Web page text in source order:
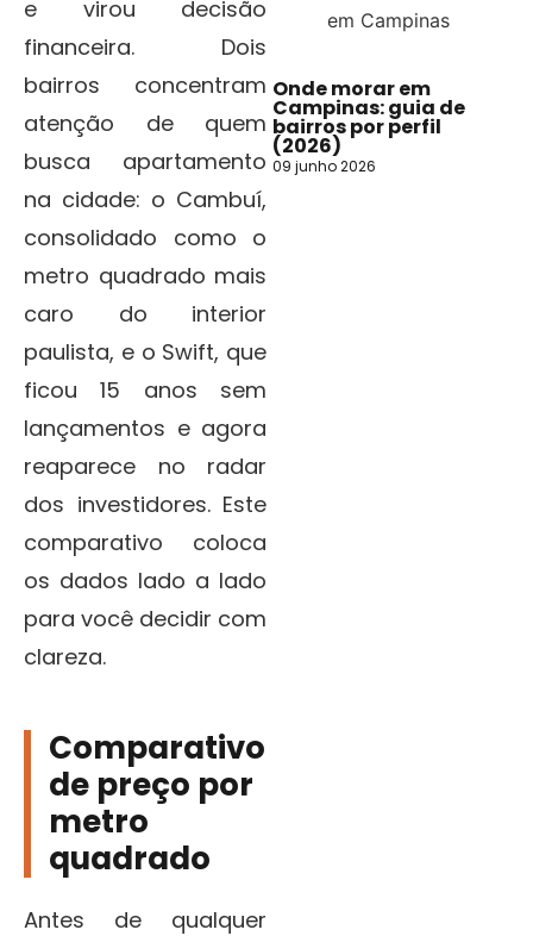
e virou decisão
financeira. Dois
bairros concentram
atenção de quem
busca apartamento
na cidade: o Cambuí,
consolidado como o
metro quadrado mais
caro do interior
paulista, e o Swift, que
ficou 15 anos sem
lançamentos e agora
reaparece no radar
dos investidores. Este
comparativo coloca
os dados lado a lado
para você decidir com
clareza.
Comparativo
de preço por
metro
quadrado
Antes de qualquer
Onde morar em
Campinas: guia de
bairros por perfil
(2026)
09 junho 2026